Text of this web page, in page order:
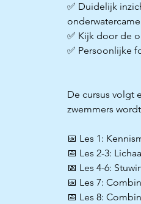
✅ Duidelijk
✅ Kijk door de
✅ Persoonlijke
De cursus volgt
zwemmers
📅 Les 1:
📅 Les 2-3:
📅 Les 4-6:
📅 Les 7:
📅 Les 8: